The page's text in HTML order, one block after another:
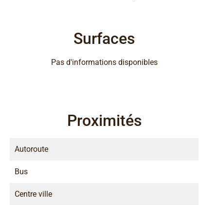
Surfaces
Pas d'informations disponibles
Proximités
Autoroute
Bus
Centre ville